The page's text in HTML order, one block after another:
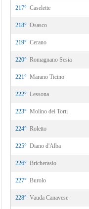
217° Caselette
218° Osasco
219° Cerano
220° Romagnano Sesia
221° Marano Ticino
222° Lessona
223° Molino dei Torti
224° Roletto
225° Diano d'Alba
226° Bricherasio
227° Burolo
228° Vauda Canavese